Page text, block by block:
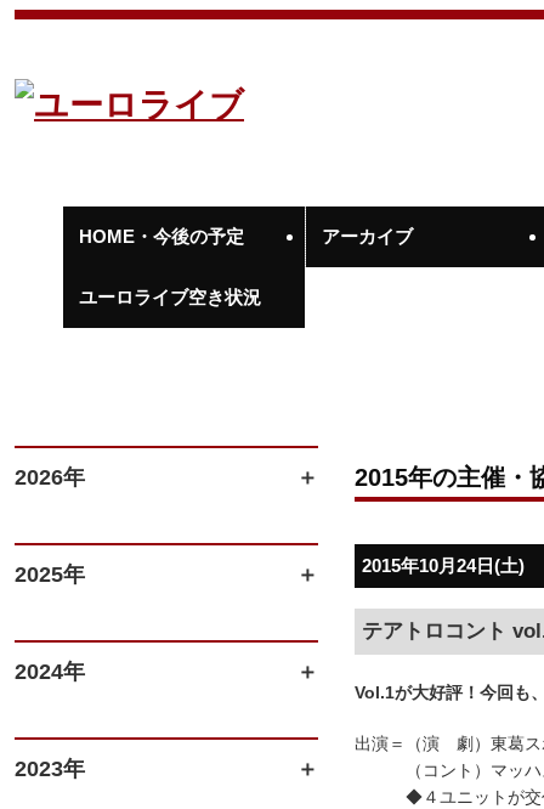
HOME・今後の予定 アーカイブ
ユーロライブ空き状況
2026年
2025年
2024年
2023年
2015年の主催・
2015年10月24日(土)
テアトロコント
Vol.1が大好評！今回も
出演＝（演 劇）東葛
（コント）マッハ
◆４ユニットが交代